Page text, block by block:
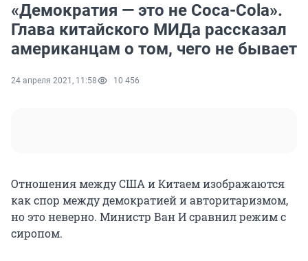
«Демократия — это не Coca-Cola».
Глава китайского МИДа рассказал
американцам о том, чего не бывает
24 апреля 2021, 11:58 10 456
Отношения между США и Китаем изображаются
как спор между демократией и авторитаризмом,
но это неверно. Министр Ван И сравнил режим с
сиропом.